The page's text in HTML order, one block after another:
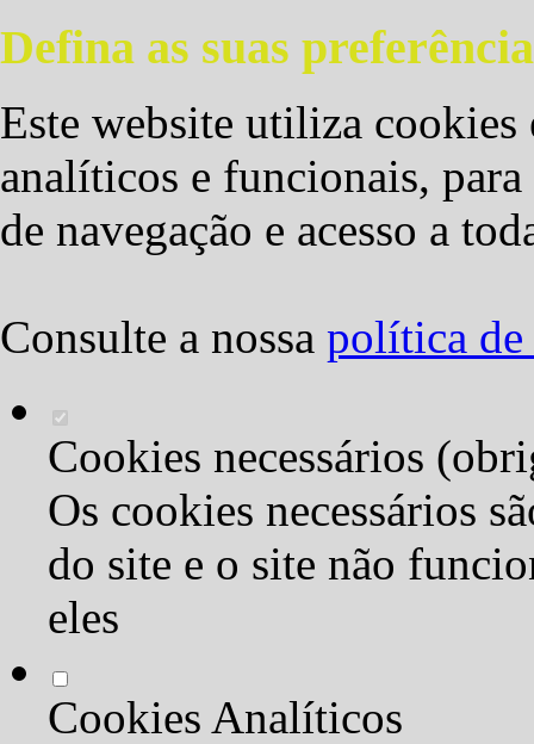
Defina as suas
Este website utiliza cookies
analíticos e funcionais,
de navegação e acesso a
Consulte a nossa política de
Cookies necessários
Os cookies necessários
do site e o site não
eles
Cookies Analíticos